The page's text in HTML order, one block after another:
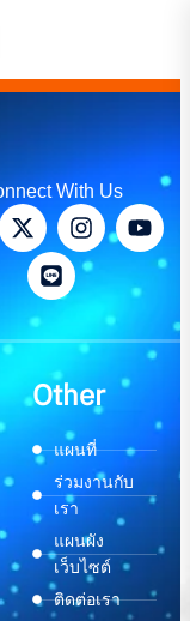
With Us
Other
แผนที่
ร่วมงานกับ
เรา
แผนผัง
เว็บไซต์
ติดต่อเรา